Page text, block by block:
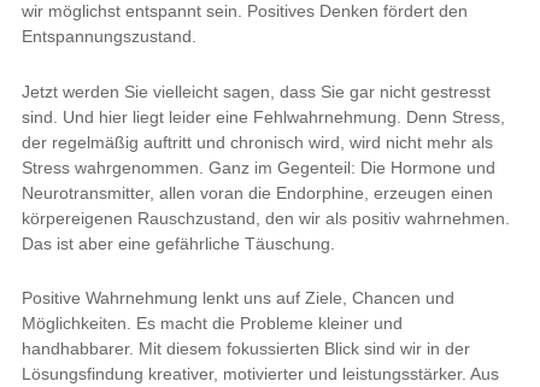
wir möglichst entspannt sein. Positives Denken fördert den
Entspannungszustand.
Jetzt werden Sie vielleicht sagen, dass Sie gar nicht gestresst
sind. Und hier liegt leider eine Fehlwahrnehmung. Denn Stress,
der regelmäßig auftritt und chronisch wird, wird nicht mehr als
Stress wahrgenommen. Ganz im Gegenteil: Die Hormone und
Neurotransmitter, allen voran die Endorphine, erzeugen einen
körpereigenen Rauschzustand, den wir als positiv wahrnehmen.
Das ist aber eine gefährliche Täuschung.
Positive Wahrnehmung lenkt uns auf Ziele, Chancen und
Möglichkeiten. Es macht die Probleme kleiner und
handhabbarer. Mit diesem fokussierten Blick sind wir in der
Lösungsfindung kreativer, motivierter und leistungsstärker. Aus